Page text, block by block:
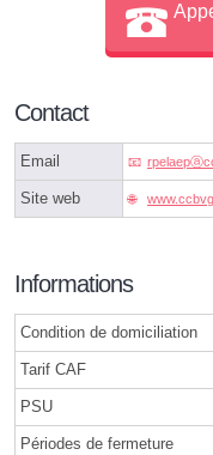
Contact
Email
Site web
Informations
Condition de domiciliation
Tarif CAF
PSU
Périodes de fermeture